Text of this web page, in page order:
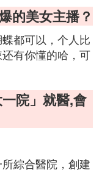
的美女主播？
都可以，个人比
有你懂的哈，可
院」就醫,會
綜合醫院，創建